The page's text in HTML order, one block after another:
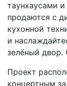
таунхаусами
продаются с
кухонной
и
зелёный двор.
Проект
концертным